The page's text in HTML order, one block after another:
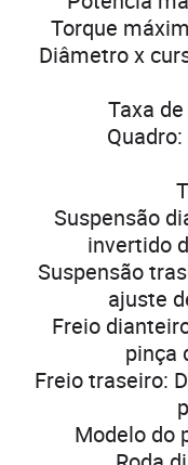
Torque
Diâmetro x
Taxa
Suspensão
invertido
Suspensão
ajuste
Freio
pinça
Freio traseiro:
Modelo do